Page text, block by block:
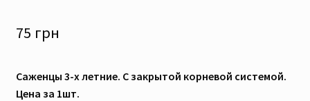
75 грн
Саженцы 3-х летние. С закрытой корневой системой.
Цена за 1шт.